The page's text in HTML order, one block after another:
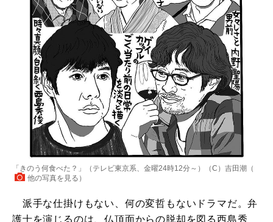
「きのう何食べた？」（テレビ東京系、金曜24時12分～）（C）吉田潮（
他の写真を見る ）
派手な仕掛けもない、何の変哲もないドラマだ。弁
護士を演じるのは、仏頂面からの脱却を図る西島秀